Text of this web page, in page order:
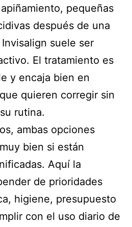
pequeñas
después de una
suele ser
El tratamiento es
y encaja bien en
quieren corregir sin
rutina.
ambas opciones
bien si están
Aquí la
de prioridades
higiene, presupuesto
con el uso diario de